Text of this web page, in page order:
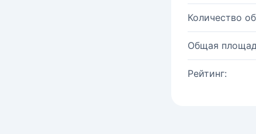
Количество
Общая
Рейтинг: